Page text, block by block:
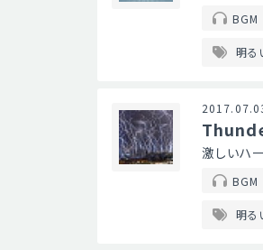
BGM
明る
激しいハ
BGM
明る